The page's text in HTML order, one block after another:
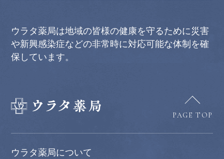
ウラタ薬局は地域の皆様の健康を守るために災害
や新興感染症などの非常時に対応可能な体制を確
保しています。
PAGE TOP
ウラタ薬局について